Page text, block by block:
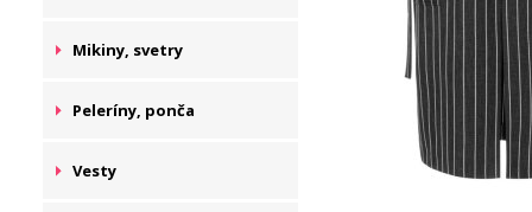
Mikiny, svetry
Peleríny, ponča
Vesty